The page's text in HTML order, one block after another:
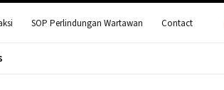
SOP Perlindungan Wartawan Contact